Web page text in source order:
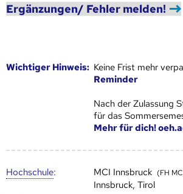
Ergänzungen/ Fehler melden!
Wich­ti­ger Hin­weis: Keine Frist mehr
Reminder
Nach der Zulassung
für das
Mehr für dich!
Hoch­schule: MCI Innsbruck (FH
Innsbruck, Tirol